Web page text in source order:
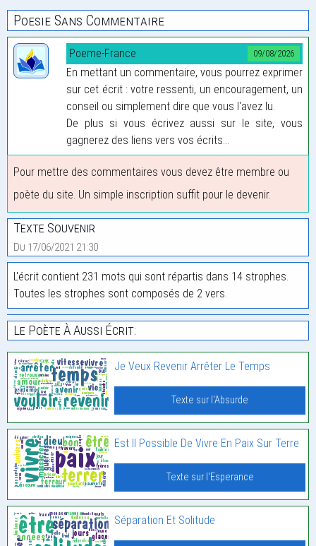
Poesie Sans Commentaire
09/08/2026
Poeme-France
En mettant un commentaire, vous pourrez exprimer
sur cet écrit : votre ressenti, un encouragement, un
conseil ou simplement dire que vous l'avez lu.
De plus si vous écrivez aussi sur le site, vous
gagnerez des liens vers vos écrits...
Pour mettre des commentaires vous devez être membre ou
poète du site. Un simple inscription suffit pour le devenir.
Texte Souvenir
Du 17/06/2021 21:30
L'écrit contient 231 mots qui sont répartis dans 14 strophes.
Toutes les strophes sont composés de 2 vers.
Le Poète À Aussi Écrit:
Je Veux Revenir Arrêter Le Temps
Texte sur l'Absurde
Est Il Possible De Vivre En Paix Sur Terre
Texte sur l'Esperance
Séparation Et Solitude